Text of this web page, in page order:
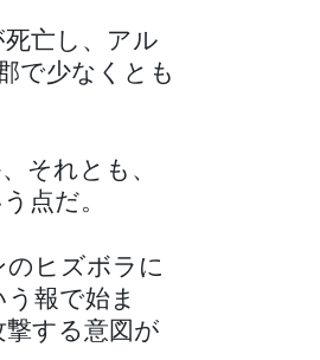
亡し、アル
で少なくとも
それとも、
点だ。
のヒズボラに
報で始ま
する意図が